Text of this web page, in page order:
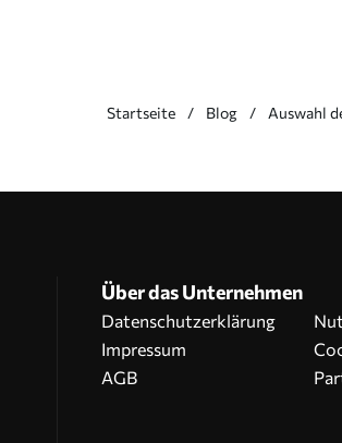
Startseite Blog Auswahl
Über das Unternehmen
Datenschutzerklärung
Impressum
AGB